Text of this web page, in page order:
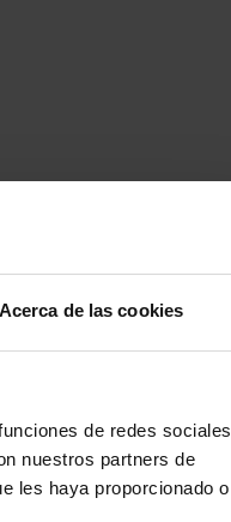
Acerca de las cookies
de redes sociales
nuestros partners de
les haya proporcionado o